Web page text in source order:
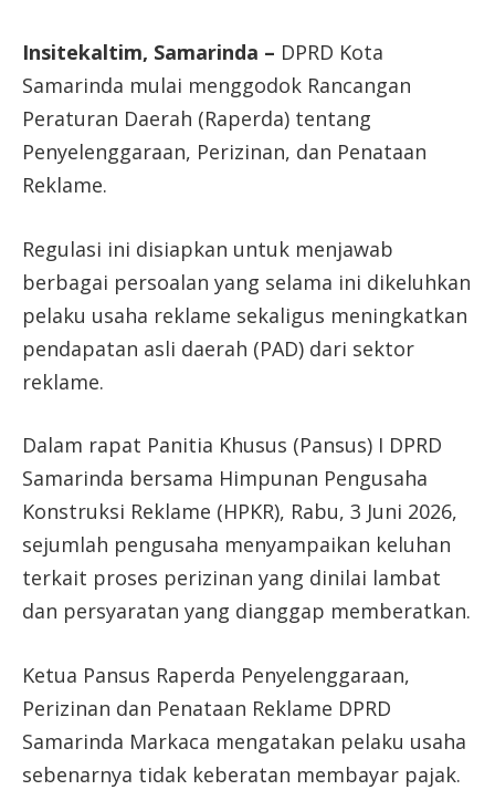
Insitekaltim, Samarinda – DPRD Kota
Samarinda mulai menggodok Rancangan
Peraturan Daerah (Raperda) tentang
Penyelenggaraan, Perizinan, dan Penataan
Reklame.
Regulasi ini disiapkan untuk menjawab
berbagai persoalan yang selama ini dikeluhkan
pelaku usaha reklame sekaligus meningkatkan
pendapatan asli daerah (PAD) dari sektor
reklame.
Dalam rapat Panitia Khusus (Pansus) I DPRD
Samarinda bersama Himpunan Pengusaha
Konstruksi Reklame (HPKR), Rabu, 3 Juni 2026,
sejumlah pengusaha menyampaikan keluhan
terkait proses perizinan yang dinilai lambat
dan persyaratan yang dianggap memberatkan.
Ketua Pansus Raperda Penyelenggaraan,
Perizinan dan Penataan Reklame DPRD
Samarinda Markaca mengatakan pelaku usaha
sebenarnya tidak keberatan membayar pajak.